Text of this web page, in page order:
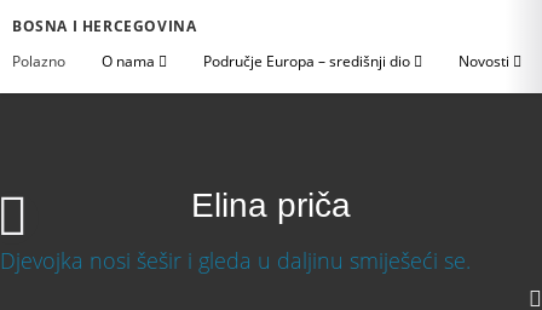
BOSNA I HERCEGOVINA
Polazno
O nama Područje Europa – središnji dio Novosti
Elina priča